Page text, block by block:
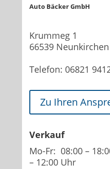
Auto Bäcker GmbH
Krummeg 1
66539 Neunkirchen
Telefon: 06821
Zu Ihren
Verkauf
Mo-Fr: 08:00 –
– 12:00 Uhr